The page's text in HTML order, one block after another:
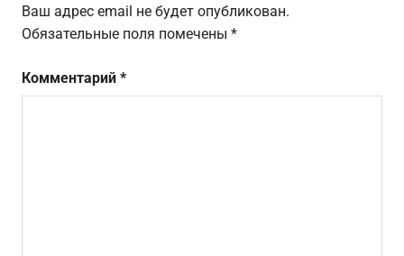
Ваш адрес email не будет опубликован.
Обязательные поля помечены *
Комментарий *